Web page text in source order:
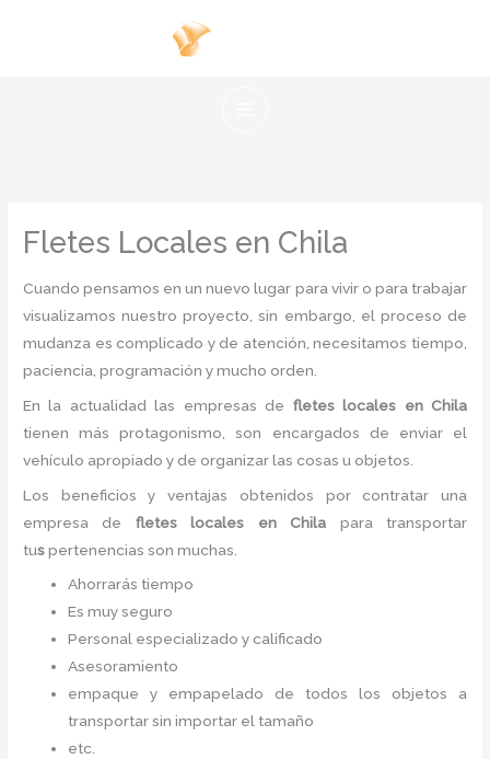
Fletes Locales en Chila
Cuando pensamos en un nuevo lugar para vivir o para trabajar
visualizamos nuestro proyecto, sin embargo, el proceso de
mudanza es complicado y de atención, necesitamos tiempo,
paciencia, programación y mucho orden.
En la actualidad las empresas de fletes locales en Chila
tienen más protagonismo, son encargados de enviar el
vehículo apropiado y de organizar las cosas u objetos.
Los beneficios y ventajas obtenidos por contratar una
empresa de fletes locales en Chila para transportar
tuspertenencias son muchas.
Ahorrarás tiempo
Es muy seguro
Personal especializado y calificado
Asesoramiento
empaque y empapelado de todos los objetos a
transportar sin importar el tamaño
etc.